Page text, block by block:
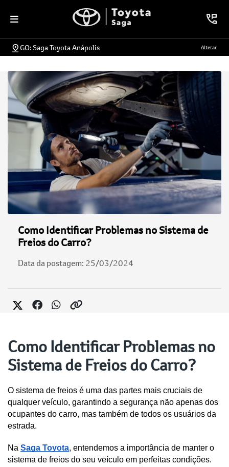
GO: Saga Toyota Anápolis Alterar
Como Identificar Problemas no Sistema de
Freios do Carro?
Data da postagem: 25/03/2024
Como Identificar Problemas no
Sistema de Freios do Carro?
O sistema de freios é uma das partes mais cruciais de
qualquer veículo, garantindo a segurança não apenas dos
ocupantes do carro, mas também de todos os usuários da
estrada.
Na Saga Toyota, entendemos a importância de manter o
sistema de freios do seu veículo em perfeitas condições.